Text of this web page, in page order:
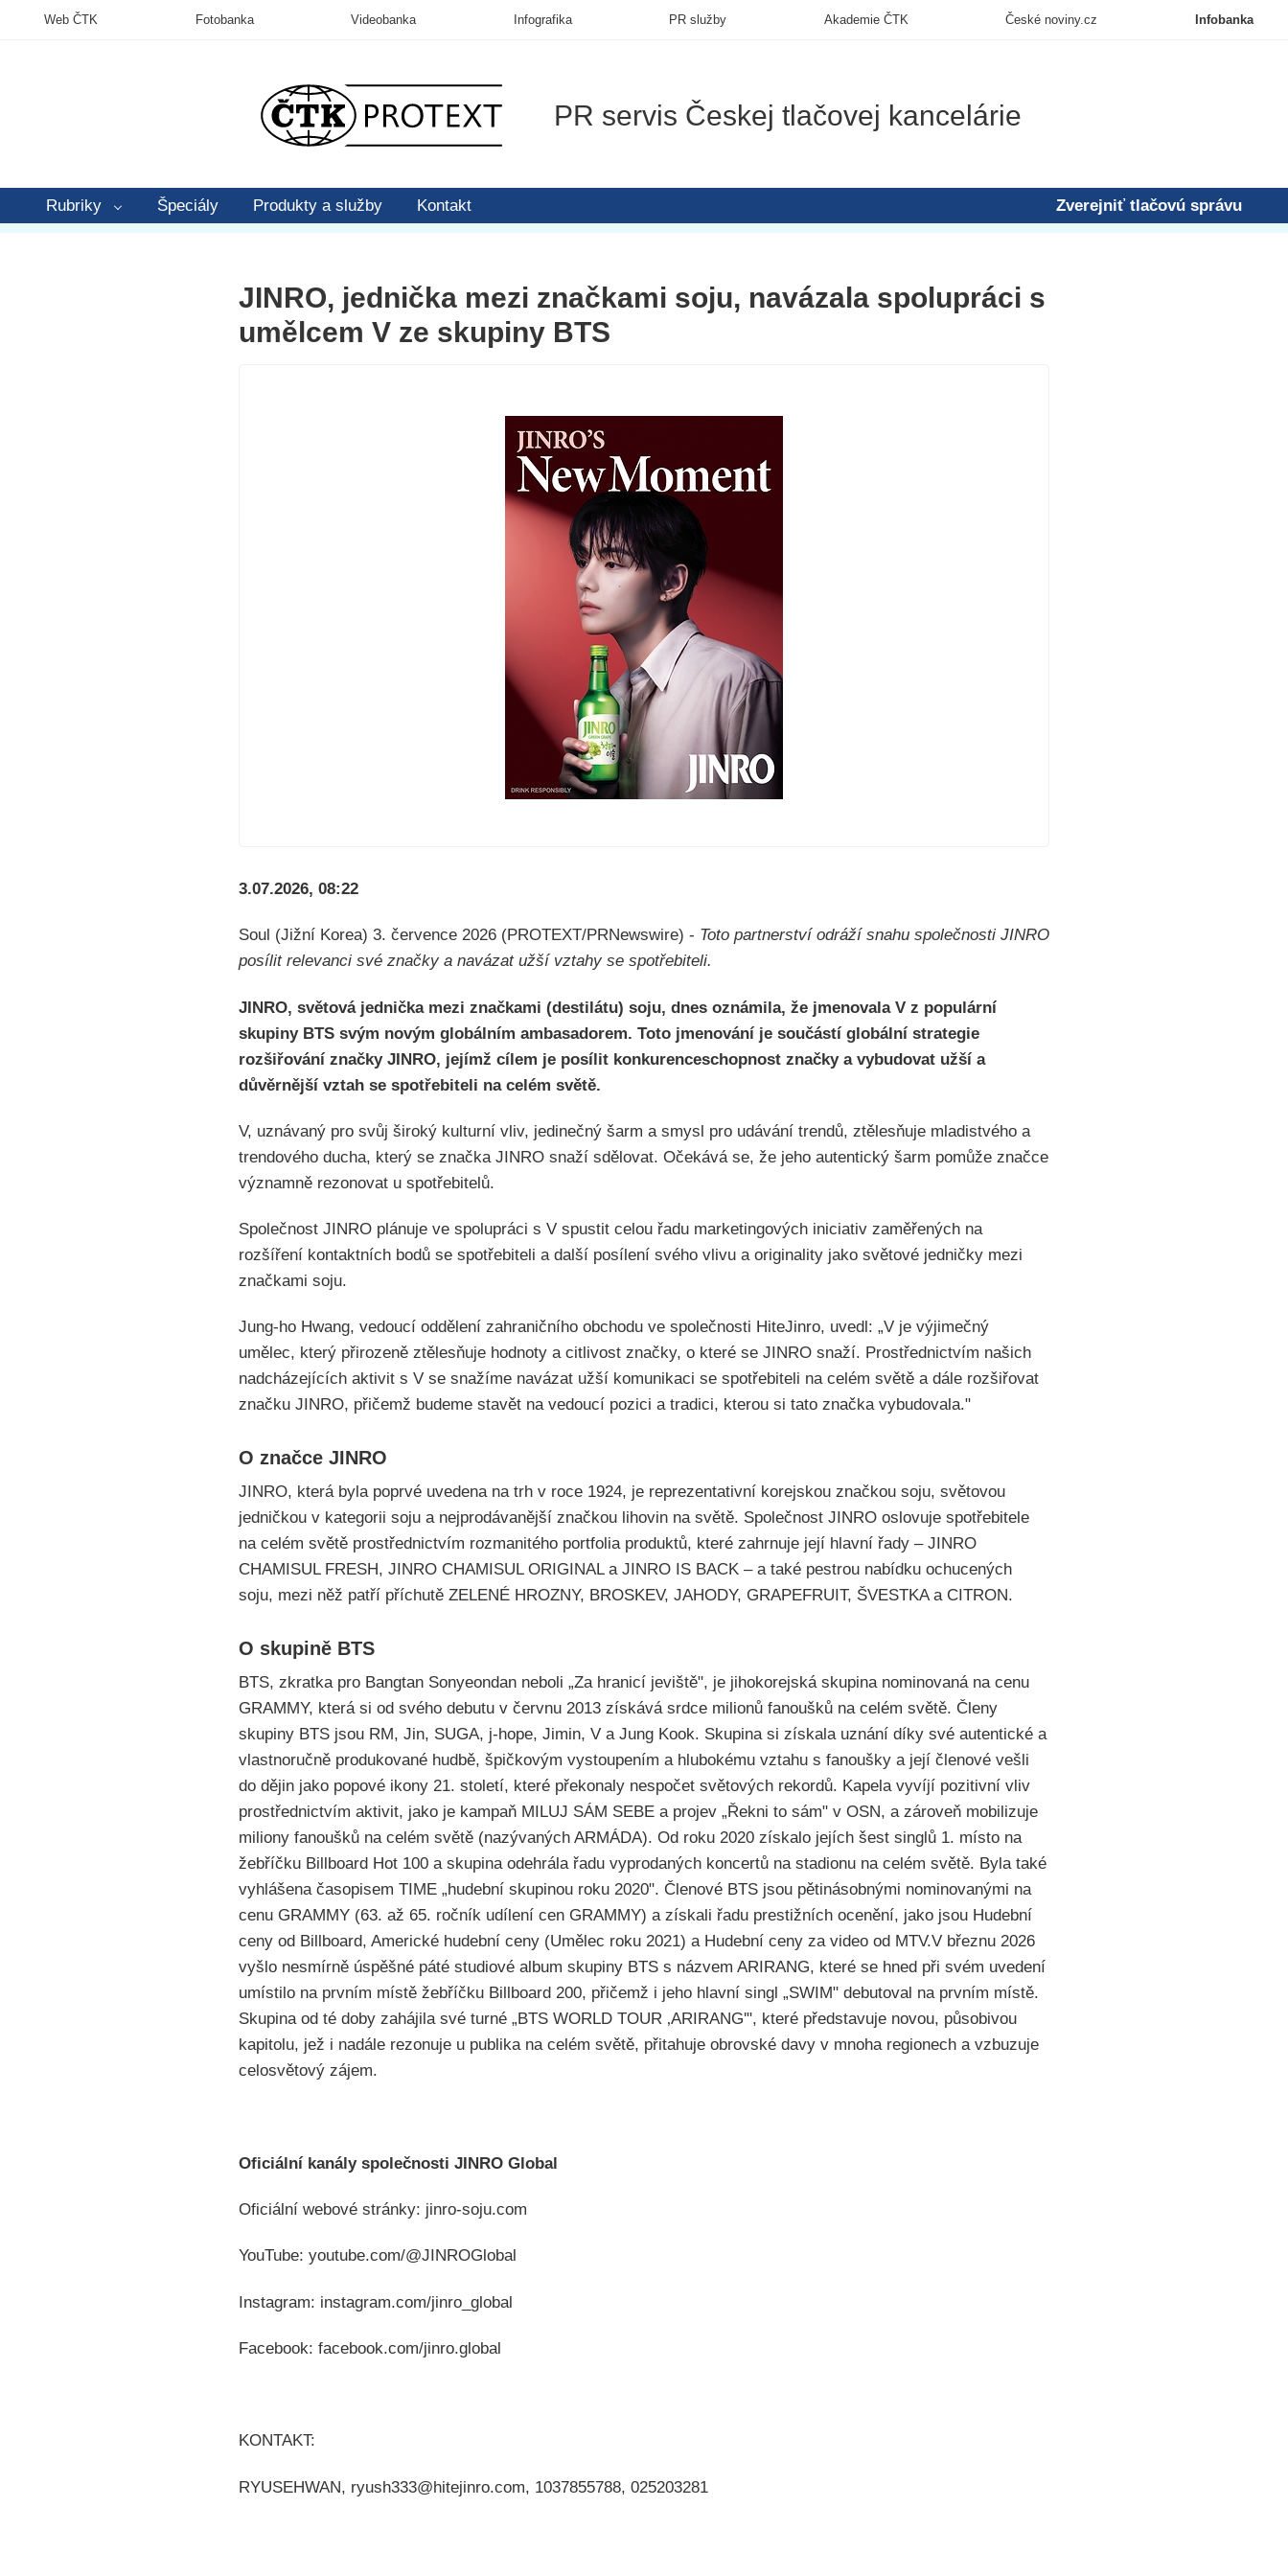
PR servis Českej tlačovej kancelárie
Rubriky Špeciály Produkty a služby Kontakt Zverejniť tlačovú správu
Infobanka
Web ČTK Fotobanka Videobanka Infografika PR služby Akademie ČTK České noviny.cz
JINRO, jednička mezi značkami soju, navázala spolupráci s
umělcem V ze skupiny BTS
3.07.2026, 08:22
Soul (Jižní Korea) 3. července 2026 (PROTEXT/PRNewswire) - Toto partnerství odráží snahu společnosti JINRO
posílit relevanci své značky a navázat užší vztahy se spotřebiteli.
JINRO, světová jednička mezi značkami (destilátu) soju, dnes oznámila, že jmenovala V z populární
skupiny BTS svým novým globálním ambasadorem. Toto jmenování je součástí globální strategie
rozšiřování značky JINRO, jejímž cílem je posílit konkurenceschopnost značky a vybudovat užší a
důvěrnější vztah se spotřebiteli na celém světě.
V, uznávaný pro svůj široký kulturní vliv, jedinečný šarm a smysl pro udávání trendů, ztělesňuje mladistvého a
trendového ducha, který se značka JINRO snaží sdělovat. Očekává se, že jeho autentický šarm pomůže značce
významně rezonovat u spotřebitelů.
Společnost JINRO plánuje ve spolupráci s V spustit celou řadu marketingových iniciativ zaměřených na
rozšíření kontaktních bodů se spotřebiteli a další posílení svého vlivu a originality jako světové jedničky mezi
značkami soju.
Jung-ho Hwang, vedoucí oddělení zahraničního obchodu ve společnosti HiteJinro, uvedl: „V je výjimečný
umělec, který přirozeně ztělesňuje hodnoty a citlivost značky, o které se JINRO snaží. Prostřednictvím našich
nadcházejících aktivit s V se snažíme navázat užší komunikaci se spotřebiteli na celém světě a dále rozšiřovat
značku JINRO, přičemž budeme stavět na vedoucí pozici a tradici, kterou si tato značka vybudovala."
O značce JINRO
JINRO, která byla poprvé uvedena na trh v roce 1924, je reprezentativní korejskou značkou soju, světovou
jedničkou v kategorii soju a nejprodávanější značkou lihovin na světě. Společnost JINRO oslovuje spotřebitele
na celém světě prostřednictvím rozmanitého portfolia produktů, které zahrnuje její hlavní řady – JINRO
CHAMISUL FRESH, JINRO CHAMISUL ORIGINAL a JINRO IS BACK – a také pestrou nabídku ochucených
soju, mezi něž patří příchutě ZELENÉ HROZNY, BROSKEV, JAHODY, GRAPEFRUIT, ŠVESTKA a CITRON.
O skupině BTS
BTS, zkratka pro Bangtan Sonyeondan neboli „Za hranicí jeviště", je jihokorejská skupina nominovaná na cenu
GRAMMY, která si od svého debutu v červnu 2013 získává srdce milionů fanoušků na celém světě. Členy
skupiny BTS jsou RM, Jin, SUGA, j-hope, Jimin, V a Jung Kook. Skupina si získala uznání díky své autentické a
vlastnoručně produkované hudbě, špičkovým vystoupením a hlubokému vztahu s fanoušky a její členové vešli
do dějin jako popové ikony 21. století, které překonaly nespočet světových rekordů. Kapela vyvíjí pozitivní vliv
prostřednictvím aktivit, jako je kampaň MILUJ SÁM SEBE a projev „Řekni to sám" v OSN, a zároveň mobilizuje
miliony fanoušků na celém světě (nazývaných ARMÁDA). Od roku 2020 získalo jejích šest singlů 1. místo na
žebříčku Billboard Hot 100 a skupina odehrála řadu vyprodaných koncertů na stadionu na celém světě. Byla také
vyhlášena časopisem TIME „hudební skupinou roku 2020". Členové BTS jsou pětinásobnými nominovanými na
cenu GRAMMY (63. až 65. ročník udílení cen GRAMMY) a získali řadu prestižních ocenění, jako jsou Hudební
ceny od Billboard, Americké hudební ceny (Umělec roku 2021) a Hudební ceny za video od MTV.V březnu 2026
vyšlo nesmírně úspěšné páté studiové album skupiny BTS s názvem ARIRANG, které se hned při svém uvedení
umístilo na prvním místě žebříčku Billboard 200, přičemž i jeho hlavní singl „SWIM" debutoval na prvním místě.
Skupina od té doby zahájila své turné „BTS WORLD TOUR ‚ARIRANG'", které představuje novou, působivou
kapitolu, jež i nadále rezonuje u publika na celém světě, přitahuje obrovské davy v mnoha regionech a vzbuzuje
celosvětový zájem.
Oficiální kanály společnosti JINRO Global
Oficiální webové stránky: jinro-soju.com
YouTube: youtube.com/@JINROGlobal
Instagram: instagram.com/jinro_global
Facebook: facebook.com/jinro.global
KONTAKT:
RYUSEHWAN, ryush333@hitejinro.com, 1037855788, 025203281